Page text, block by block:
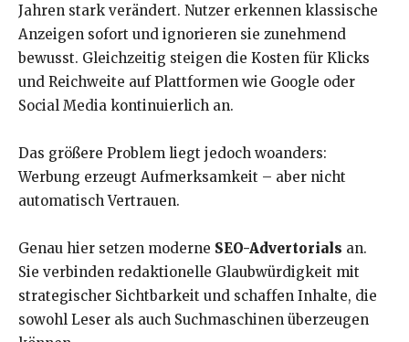
Jahren stark verändert. Nutzer erkennen klassische
Anzeigen sofort und ignorieren sie zunehmend
bewusst. Gleichzeitig steigen die Kosten für Klicks
und Reichweite auf Plattformen wie Google oder
Social Media kontinuierlich an.
Das größere Problem liegt jedoch woanders:
Werbung erzeugt Aufmerksamkeit – aber nicht
automatisch Vertrauen.
Genau hier setzen moderne SEO-Advertorials an.
Sie verbinden redaktionelle Glaubwürdigkeit mit
strategischer Sichtbarkeit und schaffen Inhalte, die
sowohl Leser als auch Suchmaschinen überzeugen